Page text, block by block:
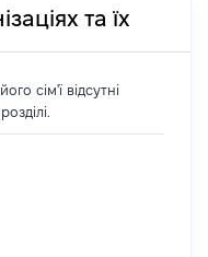
та їх
сім'ї відсутні